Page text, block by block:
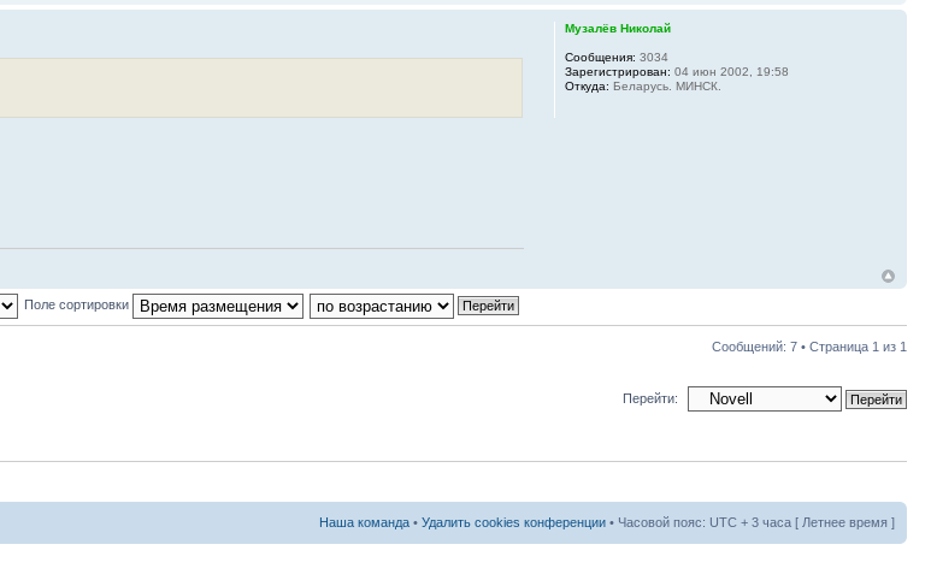
Музалёв Николай
Сообщения: 3034
Зарегистрирован: 04 июн 2002, 19:58
Откуда: Беларусь. МИНСК.
Поле сортировки
Сообщений: 7 • Страница 1 из 1
Перейти:
Наша команда • Удалить cookies конференции • Часовой пояс: UTC + 3 часа [ Летнее время ]